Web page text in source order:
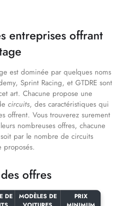
entreprises offrant
est dominée par quelques noms
Sprint Racing, et GTDRE sont
art. Chacune propose une
circuits, des caractéristiques qui
offrent. Vous trouverez surement
nombreuses offres, chacune
par le nombre de circuits
proposés.
offres
DE
MODÈLES DE
PRIX